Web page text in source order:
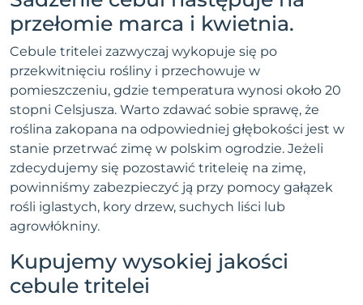
przełomie marca i kwietnia.
Cebule tritelei zazwyczaj wykopuje się po
przekwitnięciu rośliny i przechowuje w
pomieszczeniu, gdzie temperatura wynosi około 20
stopni Celsjusza. Warto zdawać sobie sprawę, że
roślina zakopana na odpowiedniej głębokości jest w
stanie przetrwać zimę w polskim ogrodzie. Jeżeli
zdecydujemy się pozostawić triteleię na zimę,
powinniśmy zabezpieczyć ją przy pomocy gałązek
rośli iglastych, kory drzew, suchych liści lub
agrowłókniny.
Kupujemy wysokiej jakości
cebule tritelei